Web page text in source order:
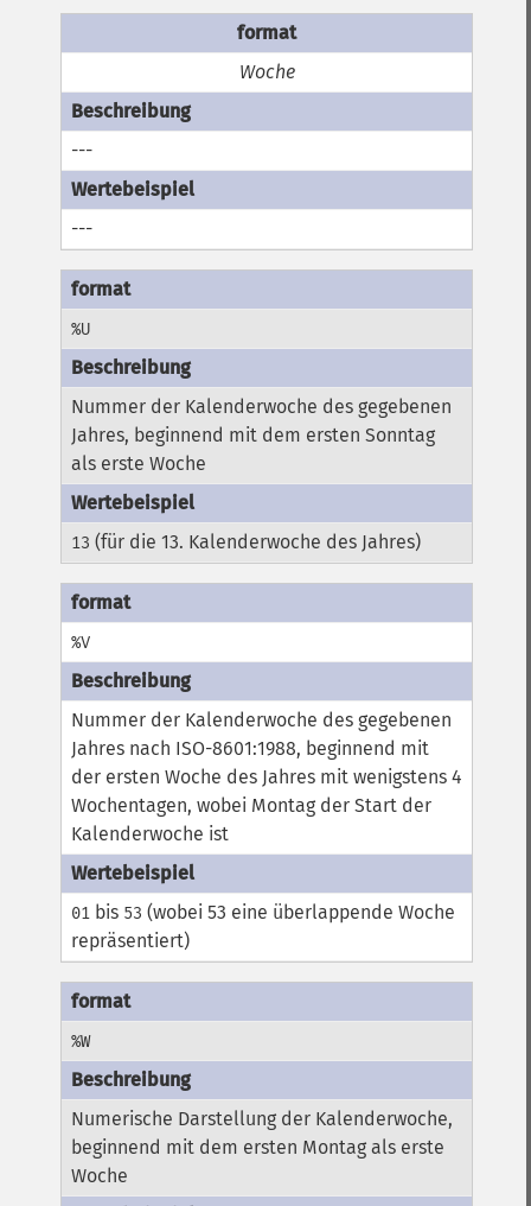
Woche
---
---
%U
Nummer der Kalenderwoche des gegebenen
Jahres, beginnend mit dem ersten Sonntag
als erste Woche
13 (für die 13. Kalenderwoche des Jahres)
%V
Nummer der Kalenderwoche des gegebenen
Jahres nach ISO-8601:1988, beginnend mit
der ersten Woche des Jahres mit wenigstens 4
Wochentagen, wobei Montag der Start der
Kalenderwoche ist
01 bis 53 (wobei 53 eine überlappende Woche
repräsentiert)
%W
Numerische Darstellung der Kalenderwoche,
beginnend mit dem ersten Montag als erste
Woche